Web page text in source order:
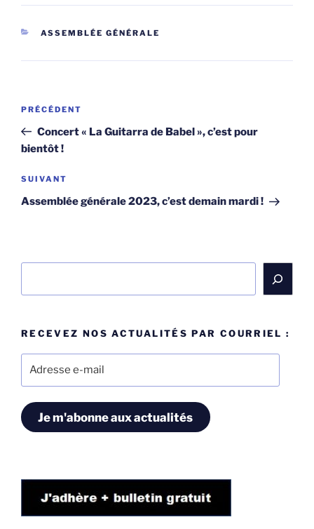
CATÉGORIES
ASSEMBLÉE GÉNÉRALE
Navigation
l’article
Article
précédent
PRÉCÉDENT
Concert « La Guitarra de Babel », c’est pour
bientôt !
Article
suivant
SUIVANT
Assemblée générale 2023, c’est demain mardi !
RECEVEZ NOS ACTUALITÉS PAR COURRIEL :
Je m'abonne aux actualités